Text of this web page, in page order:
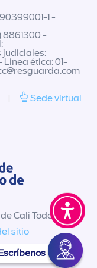
1 -
8861300 -
judiciales:
Línea ética: 01-
| Sede virtual
Cali Todos los
sitio